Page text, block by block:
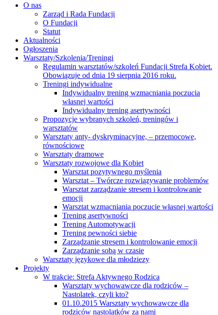
O nas
Zarząd i Rada Fundacji
O Fundacji
Statut
Aktualności
Ogłoszenia
Warsztaty/Szkolenia/Treningi
Regulamin warsztatów/szkoleń Fundacji Strefa Kobiet.
Obowiązuje od dnia 19 sierpnia 2016 roku.
Treningi indywidualne
Indywidualny trening wzmacniania poczucia
własnej wartości
Indywidualny trening asertywności
Propozycje wybranych szkoleń, treningów i
warsztatów
Warsztaty anty- dyskryminacyjne, – przemocowe,
równościowe
Warsztaty dramowe
Warsztaty rozwojowe dla Kobiet
Warsztat pozytywnego myślenia
Warsztat – Twórcze rozwiązywanie problemów
Warsztat zarządzanie stresem i kontrolowanie
emocji
Warsztat wzmacniania poczucie własnej wartości
Trening asertywności
Trening Automotywacji
Trening pewności siebie
Zarządzanie stresem i kontrolowanie emocji
Zarządzanie sobą w czasie
Warsztaty językowe dla młodziezy
Projekty
W trakcie: Strefa Aktywnego Rodzica
Warsztaty wychowawcze dla rodziców –
Nastolatek, czyli kto?
01.10.2015 Warsztaty wychowawcze dla
rodziców nastolatków za nami